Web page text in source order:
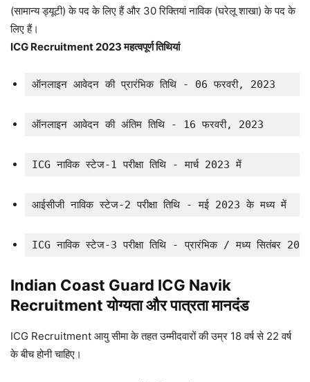
(सामान्य ड्यूटी) के पद के लिए हैं और 30 रिक्तियां नाविक (घरेलू शाखा) के पद के
लिए हैं।
ICG Recruitment 2023 महत्वपूर्ण तिथियां
ऑनलाइन आवेदन की प्रारंभिक तिथि - 06 फरवरी, 2023
ऑनलाइन आवेदन की अंतिम तिथि - 16 फरवरी, 2023
ICG नाविक स्टेज-1 परीक्षा तिथि - मार्च 2023 में
आईसीजी नाविक स्टेज-2 परीक्षा तिथि - मई 2023 के मध्य में
ICG नाविक स्टेज-3 परीक्षा तिथि - प्रारंभिक / मध्य सितंबर
Indian Coast Guard ICG Navik
Recruitment योग्यता और पात्रता मानदंड
ICG Recruitment आयु सीमा के तहत उम्मीदवारों की उम्र 18 वर्ष से 22 वर्ष
के बीच होनी चाहिए।